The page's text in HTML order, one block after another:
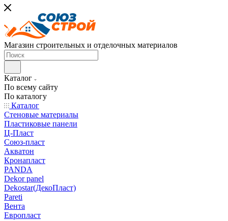
Магазин строительных и отделочных материалов
Каталог
По всему сайту
По каталогу
Каталог
Стеновые материалы
Пластиковые панели
Ц-Пласт
Союз-пласт
Акватон
Кронапласт
PANDA
Dekor panel
Dekostar(ДекоПласт)
Pareti
Вента
Европласт